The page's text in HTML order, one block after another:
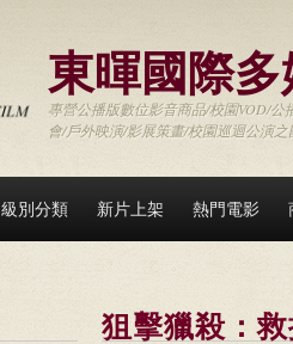
東暉國際
專營公播版數位影音商品/校園VOD/
會/戶外映演/影展策畫/校園巡迴公演
級別分類 新片上架 熱門電影
狙擊獵殺：